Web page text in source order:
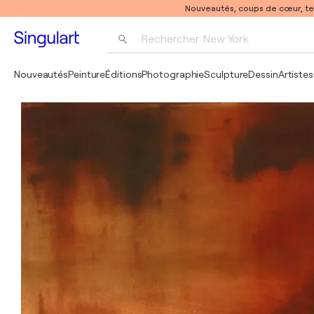
Nouveautés, coups de cœur,
Rechercher New York
Pablo Picasso
NouveautésPeintureÉditionsPhotographieSculptureDessinArtistes